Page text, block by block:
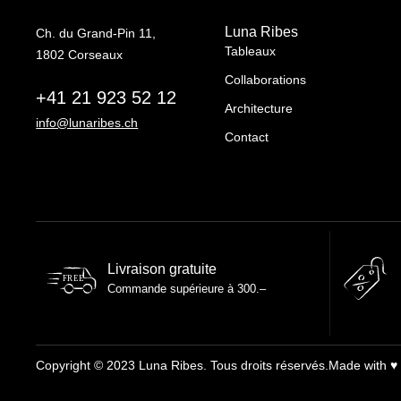
Ch. du Grand-Pin 11,
1802 Corseaux
+41 21 923 52 12
info@lunaribes.ch
Luna Ribes
Tableaux
Collaborations
Architecture
Contact
FREE
Livraison gratuite
Commande supérieure à 300.–
Copyright © 2023 Luna Ribes. Tous droits réservés. Made with ♥